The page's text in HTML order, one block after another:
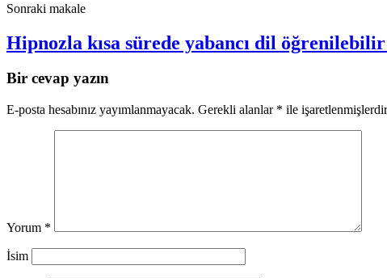
Sonraki makale
Hipnozla kısa sürede yabancı dil
Bir cevap yazın
E-posta hesabınız yayımlanmayacak. Gerekli alanlar * ile işaretlenmişlerdir
Yorum *
İsim